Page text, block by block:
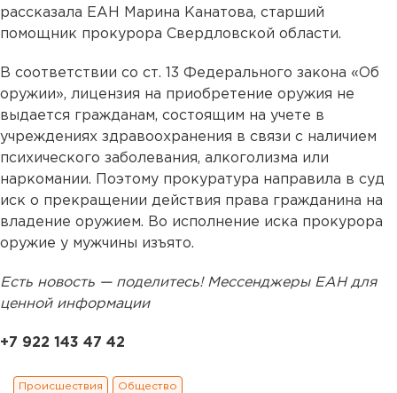
рассказала ЕАН Марина Канатова, старший
помощник прокурора Свердловской области.
В соответствии со ст. 13 Федерального закона «Об
оружии», лицензия на приобретение оружия не
выдается гражданам, состоящим на учете в
учреждениях здравоохранения в связи с наличием
психического заболевания, алкоголизма или
наркомании. Поэтому прокуратура направила в суд
иск о прекращении действия права гражданина на
владение оружием. Во исполнение иска прокурора
оружие у мужчины изъято.
Есть новость — поделитесь! Мессенджеры ЕАН для
ценной информации
+7 922 143 47 42
Происшествия Общество